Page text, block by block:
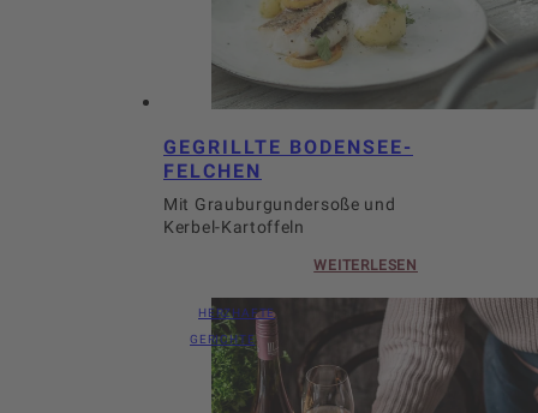
GEGRILLTE BODENSEE-
FELCHEN
Mit Grauburgundersoße und
Kerbel-Kartoffeln
WEITERLESEN
HERZHAFTE
GERICHTE